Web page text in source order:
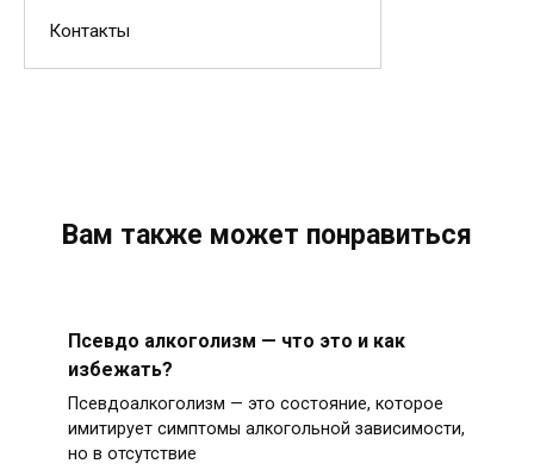
Контакты
Вам также может понравиться
Псевдо алкоголизм — что это и как
избежать?
Псевдоалкоголизм — это состояние, которое
имитирует симптомы алкогольной зависимости,
но в отсутствие